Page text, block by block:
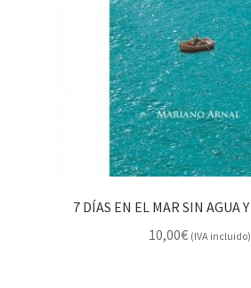
7 DÍAS EN EL MAR SIN AGUA
10,00€ (IVA incluido)